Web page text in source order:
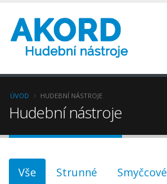
ÚVOD HUDEBNÍ NÁSTROJE
Hudební nástroje
Vše Strunné Smyčcové